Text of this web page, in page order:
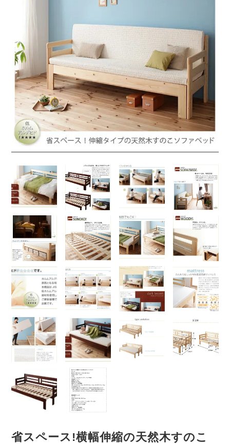
省スペース!横幅伸縮の天然木すのこ